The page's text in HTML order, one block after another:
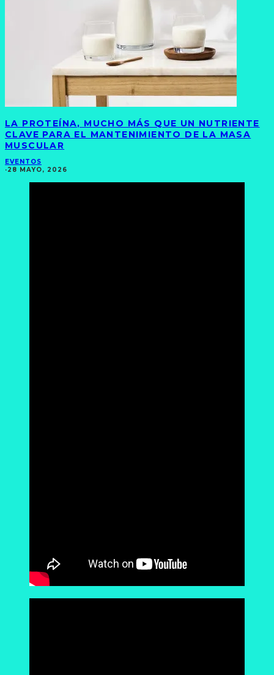
LA PROTEÍNA, MUCHO MÁS QUE UN NUTRIENTE
CLAVE PARA EL MANTENIMIENTO DE LA MASA
MUSCULAR
EVENTOS
·28 MAYO, 2026